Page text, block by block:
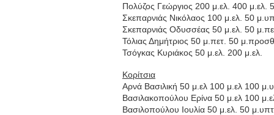
Πολύζος Γεώργιος 200 μ.ελ. 400 μ.ελ.
Σκεπαρνιάς Νικόλαος 100 μ.ελ. 50
Σκεπαρνιάς Οδυσσέας 50 μ.ελ. 50
Τόλιας Δημήτριος 50 μ.πετ. 50
Τσόγκας Κυριάκος 50 μ.ελ. 200 μ.ελ.
Κορίτσια
Αρνά Βασιλική 50 μ.ελ 100 μ.ελ 100
Βασιλακοπούλου Ερίνα 50 μ.ελ 100
Βασιλοπούλου Ιουλία 50 μ.ελ. 50